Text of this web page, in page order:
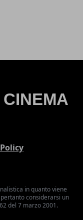
in quanto viene
considerarsi un
del 7 marzo 2001.